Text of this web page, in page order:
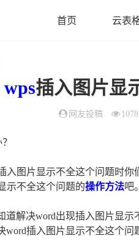
首页 云表
wps插入图片显
网友投稿 1078
入图片显示不全这个问题时
示不全这个问题的操作方法吧。
道解决word出现插入图片显
插入图片显示不全这个问